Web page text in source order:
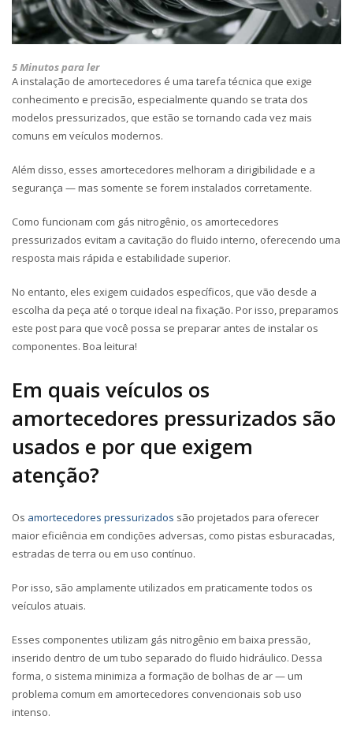
5 Minutos para ler
A instalação de amortecedores é uma tarefa técnica que exige
conhecimento e precisão, especialmente quando se trata dos
modelos pressurizados, que estão se tornando cada vez mais
comuns em veículos modernos.
Além disso, esses amortecedores melhoram a dirigibilidade e a
segurança — mas somente se forem instalados corretamente.
Como funcionam com gás nitrogênio, os amortecedores
pressurizados evitam a cavitação do fluido interno, oferecendo uma
resposta mais rápida e estabilidade superior.
No entanto, eles exigem cuidados específicos, que vão desde a
escolha da peça até o torque ideal na fixação. Por isso, preparamos
este post para que você possa se preparar antes de instalar os
componentes. Boa leitura!
Em quais veículos os
amortecedores pressurizados são
usados e por que exigem
atenção?
Os amortecedores pressurizados são projetados para oferecer
maior eficiência em condições adversas, como pistas esburacadas,
estradas de terra ou em uso contínuo.
Por isso, são amplamente utilizados em praticamente todos os
veículos atuais.
Esses componentes utilizam gás nitrogênio em baixa pressão,
inserido dentro de um tubo separado do fluido hidráulico. Dessa
forma, o sistema minimiza a formação de bolhas de ar — um
problema comum em amortecedores convencionais sob uso
intenso.